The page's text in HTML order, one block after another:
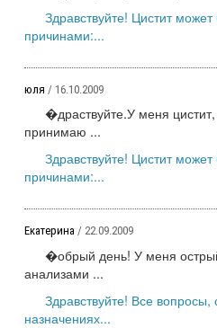
Здравствуйте! Цистит
причинами:...
юля / 16.10.2009
�драствуйте.У меня
принимаю ...
Здравствуйте! Цистит
причинами:...
Eкатерина / 22.09.2009
�обрый день! У меня
анализами ...
Здравствуйте! Все
назначениях...